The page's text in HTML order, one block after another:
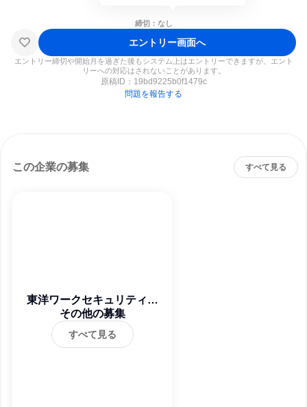
締切：なし
エントリー画面へ
エントリー締切や開始月を過ぎた後もシステム上はエントリーできますが、エント
リーへの対応はされないことがあります。
原稿ID： 19bd9225b0f1479c
問題を報告する
この企業の募集 すべて見る
東洋ワークセキュリティ株
式会社
その他の募集
すべて見る